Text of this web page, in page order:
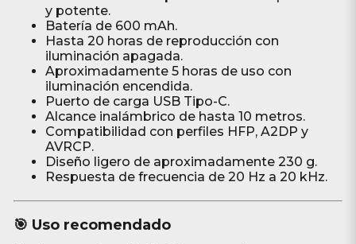
y potente.
Batería de 600 mAh.
Hasta 20 horas de reproducción con
iluminación apagada.
Aproximadamente 5 horas de uso con
iluminación encendida.
Puerto de carga USB Tipo-C.
Alcance inalámbrico de hasta 10 metros.
Compatibilidad con perfiles HFP, A2DP y
AVRCP.
Diseño ligero de aproximadamente 230 g.
Respuesta de frecuencia de 20 Hz a 20 kHz.
🎯 Uso recomendado